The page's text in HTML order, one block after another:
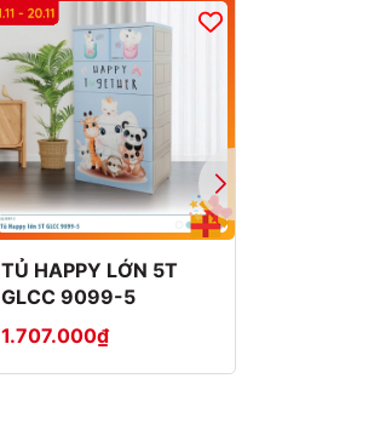
TỦ HAPPY LỚN 5T
GLCC 9099-5
1.707.000₫